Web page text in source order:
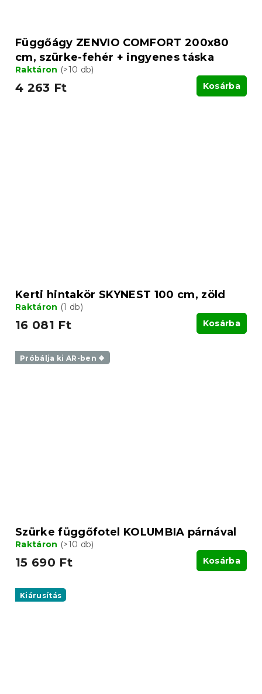
Függőágy ZENVIO COMFORT 200x80
cm, szürke-fehér + ingyenes táska
Raktáron (>10 db)
4 263 Ft Kosárba
Kerti hintakör SKYNEST 100 cm, zöld
Raktáron (1 db)
16 081 Ft Kosárba
Próbálja ki AR-ben ❖
Szürke függőfotel KOLUMBIA párnával
Raktáron (>10 db)
15 690 Ft Kosárba
Kiárusítás